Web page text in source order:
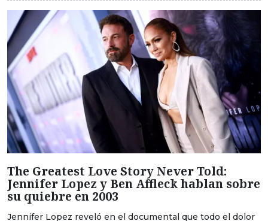
The Greatest Love Story Never Told:
Jennifer Lopez y Ben Affleck hablan sobre
su quiebre en 2003
Jennifer Lopez reveló en el documental que todo el dolor